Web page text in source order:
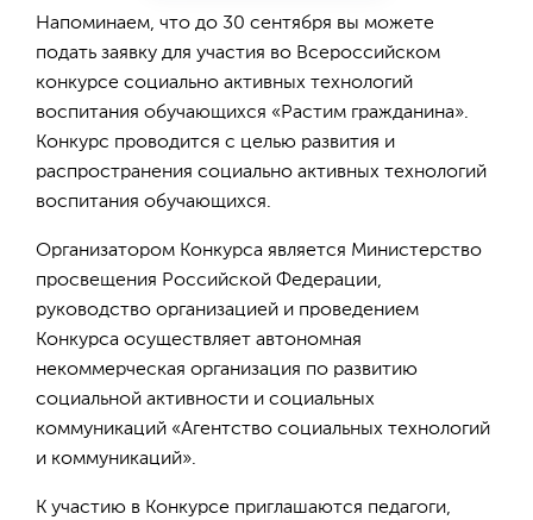
Напоминаем, что до 30 сентября вы можете
подать заявку для участия во Всероссийском
конкурсе социально активных технологий
воспитания обучающихся «Растим гражданина».
Конкурс проводится с целью развития и
распространения социально активных технологий
воспитания обучающихся.
Организатором Конкурса является Министерство
просвещения Российской Федерации,
руководство организацией и проведением
Конкурса осуществляет автономная
некоммерческая организация по развитию
социальной активности и социальных
коммуникаций «Агентство социальных технологий
и коммуникаций».
К участию в Конкурсе приглашаются педагоги,